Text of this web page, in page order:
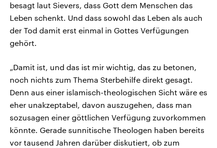
besagt laut Sievers, dass Gott dem Menschen das
Leben schenkt. Und dass sowohl das Leben als auch
der Tod damit erst einmal in Gottes Verfügungen
gehört.
„Damit ist, und das ist mir wichtig, das zu betonen,
noch nichts zum Thema Sterbehilfe direkt gesagt.
Denn aus einer islamisch-theologischen Sicht wäre es
eher unakzeptabel, davon auszugehen, dass man
sozusagen einer göttlichen Verfügung zuvorkommen
könnte. Gerade sunnitische Theologen haben bereits
vor tausend Jahren darüber diskutiert, ob zum